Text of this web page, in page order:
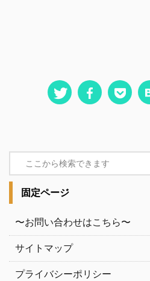
固定ページ
〜お問い合わせはこちら〜
サイトマップ
プライバシーポリシー